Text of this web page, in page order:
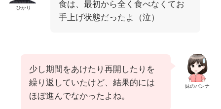
ひかり
食は、最初から全く食べなくてお
手上げ状態だったよ（泣）
妹のパンナ
少し期間をあけたり再開したりを
繰り返していたけど、結果的には
ほぼ進んでなかったよね。